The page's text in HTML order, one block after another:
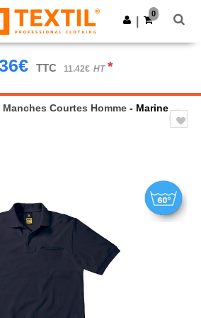
l’app !
Obtenir l'appli
0
TTC 11.42€ HT *
Manches Courtes Homme - Marine